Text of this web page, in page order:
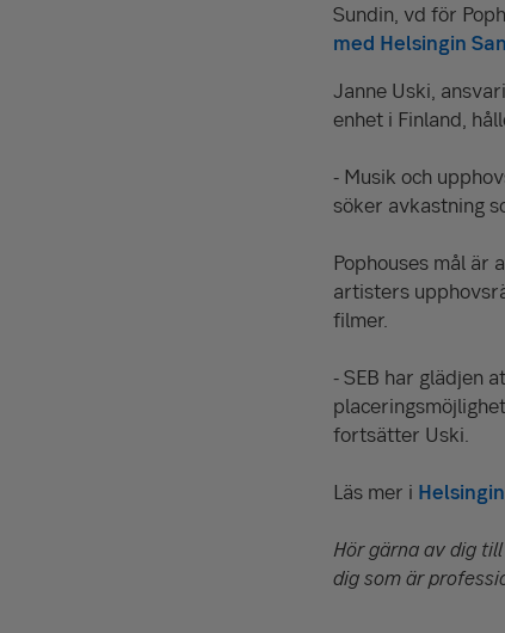
Sundin, vd för
med Helsingin
Janne Uski,
enhet i Finland,
- Musik och
söker avkastning
Pophouses mål är
artisters
filmer.
- SEB har glädjen
fortsätter Uski.
Läs mer i
Hör gärna av dig
dig som är